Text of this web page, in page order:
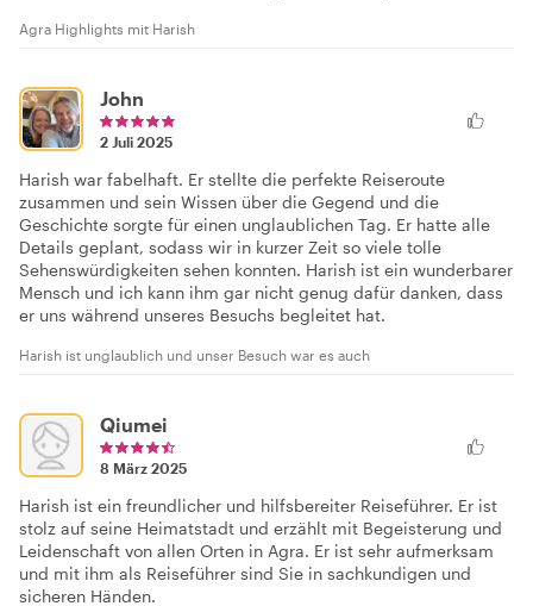
Agra Highlights mit Harish
John
2 Juli 2025
Harish war fabelhaft. Er stellte die perfekte Reiseroute
zusammen und sein Wissen über die Gegend und die
Geschichte sorgte für einen unglaublichen Tag. Er hatte alle
Details geplant, sodass wir in kurzer Zeit so viele tolle
Sehenswürdigkeiten sehen konnten. Harish ist ein wunderbarer
Mensch und ich kann ihm gar nicht genug dafür danken, dass
er uns während unseres Besuchs begleitet hat.
Harish ist unglaublich und unser Besuch war es auch
Qiumei
8 März 2025
Harish ist ein freundlicher und hilfsbereiter Reiseführer. Er ist
stolz auf seine Heimatstadt und erzählt mit Begeisterung und
Leidenschaft von allen Orten in Agra. Er ist sehr aufmerksam
und mit ihm als Reiseführer sind Sie in sachkundigen und
sicheren Händen.